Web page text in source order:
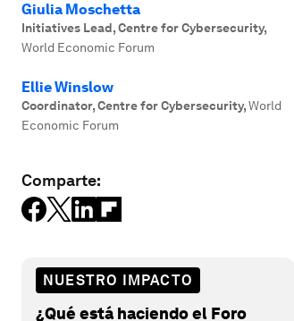
Giulia Moschetta
Initiatives Lead, Centre for Cybersecurity,
World Economic Forum
Ellie Winslow
Coordinator, Centre for Cybersecurity,World
Economic Forum
Comparte:
NUESTRO IMPACTO
¿Qué está haciendo el Foro